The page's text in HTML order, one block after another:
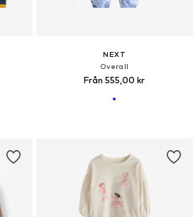
NEXT
Overall
Från 555,00 kr